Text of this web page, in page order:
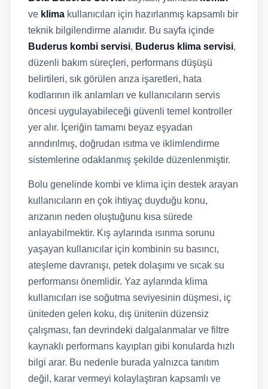
ve klima kullanıcıları için hazırlanmış kapsamlı bir
teknik bilgilendirme alanıdır. Bu sayfa içinde
Buderus kombi servisi, Buderus klima servisi,
düzenli bakım süreçleri, performans düşüşü
belirtileri, sık görülen arıza işaretleri, hata
kodlarının ilk anlamları ve kullanıcıların servis
öncesi uygulayabileceği güvenli temel kontroller
yer alır. İçeriğin tamamı beyaz eşyadan
arındırılmış, doğrudan ısıtma ve iklimlendirme
sistemlerine odaklanmış şekilde düzenlenmiştir.
Bolu genelinde kombi ve klima için destek arayan
kullanıcıların en çok ihtiyaç duyduğu konu,
arızanın neden oluştuğunu kısa sürede
anlayabilmektir. Kış aylarında ısınma sorunu
yaşayan kullanıcılar için kombinin su basıncı,
ateşleme davranışı, petek dolaşımı ve sıcak su
performansı önemlidir. Yaz aylarında klima
kullanıcıları ise soğutma seviyesinin düşmesi, iç
üniteden gelen koku, dış ünitenin düzensiz
çalışması, fan devrindeki dalgalanmalar ve filtre
kaynaklı performans kayıpları gibi konularda hızlı
bilgi arar. Bu nedenle burada yalnızca tanıtım
değil, karar vermeyi kolaylaştıran kapsamlı ve